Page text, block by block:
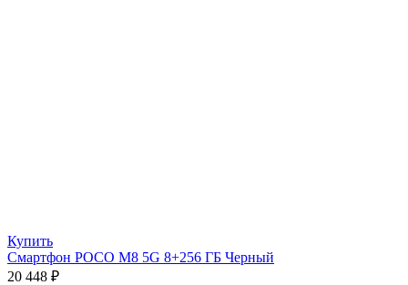
Купить
Смартфон POCO M8 5G 8+256 ГБ Черный
20 448 ₽